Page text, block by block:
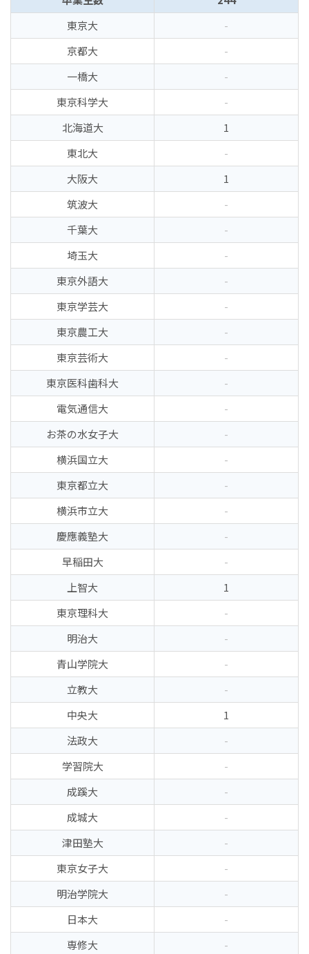
東京大
-
京都大
-
一橋大
-
東京科学大
-
北海道大
1
東北大
-
大阪大
1
筑波大
-
千葉大
-
埼玉大
-
東京外語大
-
東京学芸大
-
東京農工大
-
東京芸術大
-
東京医科歯科大
-
電気通信大
-
お茶の水女子大
-
横浜国立大
-
東京都立大
-
横浜市立大
-
慶應義塾大
-
早稲田大
-
上智大
1
東京理科大
-
明治大
-
青山学院大
-
立教大
-
中央大
1
法政大
-
学習院大
-
成蹊大
-
成城大
-
津田塾大
-
東京女子大
-
明治学院大
-
日本大
-
専修大
-